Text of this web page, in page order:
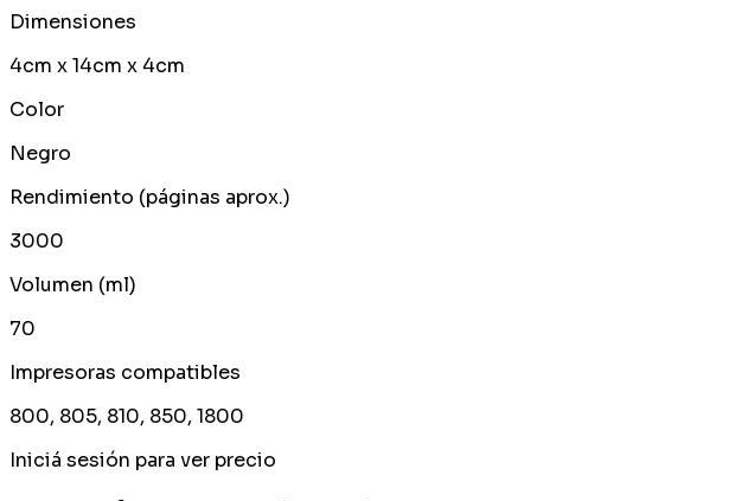
Dimensiones
4cm x 14cm x 4cm
Color
Negro
Rendimiento (páginas aprox.)
3000
Volumen (ml)
70
Impresoras compatibles
800, 805, 810, 850, 1800
Iniciá sesión para ver precio